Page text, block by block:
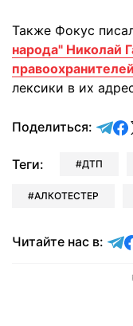
Также Фокус
народа" Николай
правоохранителей
лексики в их
Поделиться:
Теги: ДТП
АЛКОТЕСТЕР
Читайте нас в: